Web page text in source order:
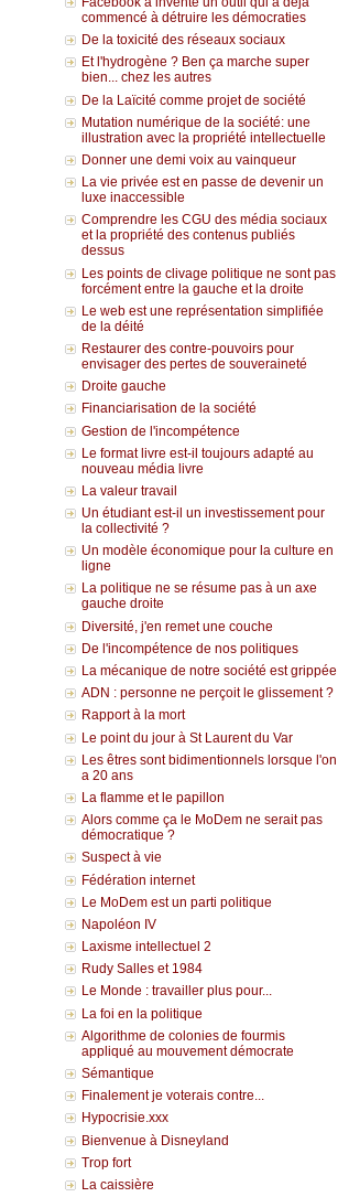
commencé à détruire les démocraties
De la toxicité des réseaux sociaux
Et l'hydrogène ? Ben ça marche super
bien... chez les autres
De la Laïcité comme projet de société
Mutation numérique de la société: une
illustration avec la propriété intellectuelle
Donner une demi voix au vainqueur
La vie privée est en passe de devenir un
luxe inaccessible
Comprendre les CGU des média sociaux
et la propriété des contenus publiés
dessus
Les points de clivage politique ne sont pas
forcément entre la gauche et la droite
Le web est une représentation simplifiée
de la déité
Restaurer des contre-pouvoirs pour
envisager des pertes de souveraineté
Droite gauche
Financiarisation de la société
Gestion de l'incompétence
Le format livre est-il toujours adapté au
nouveau média livre
La valeur travail
Un étudiant est-il un investissement pour
la collectivité ?
Un modèle économique pour la culture en
ligne
La politique ne se résume pas à un axe
gauche droite
Diversité, j'en remet une couche
De l'incompétence de nos politiques
La mécanique de notre société est grippée
ADN : personne ne perçoit le glissement ?
Rapport à la mort
Le point du jour à St Laurent du Var
Les êtres sont bidimentionnels lorsque l'on
a 20 ans
La flamme et le papillon
Alors comme ça le MoDem ne serait pas
démocratique ?
Suspect à vie
Fédération internet
Le MoDem est un parti politique
Napoléon IV
Laxisme intellectuel 2
Rudy Salles et 1984
Le Monde : travailler plus pour...
La foi en la politique
Algorithme de colonies de fourmis
appliqué au mouvement démocrate
Sémantique
Finalement je voterais contre...
Hypocrisie.xxx
Bienvenue à Disneyland
Trop fort
La caissière